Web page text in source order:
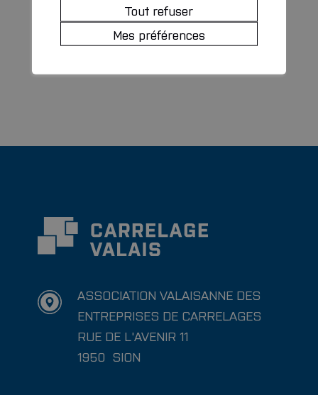
FORMULAIRE_INSCRIPTION_AVEC
ASSOCIATION VALAISANNE DES
ENTREPRISES DE CARRELAGES
RUE DE L'AVENIR 11
1950 SION
Tout refuser
Mes préférences